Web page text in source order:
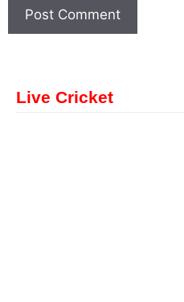
Live Cricket